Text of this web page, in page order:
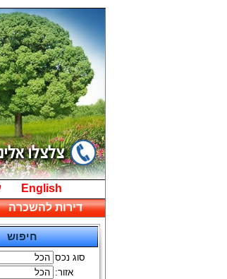
English
דירות להשכרה
חיפוש
סוג נכס
אזור: